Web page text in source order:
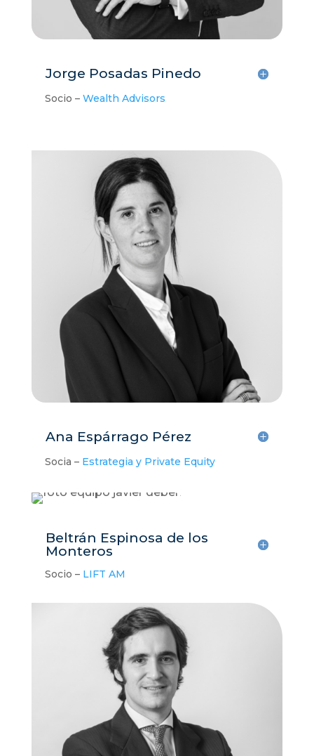
Jorge Posadas Pinedo
Socio – Wealth Advisors
Ana Espárrago Pérez
Socia – Estrategia y Private Equity
Beltrán Espinosa de los
Monteros
Socio – LIFT AM